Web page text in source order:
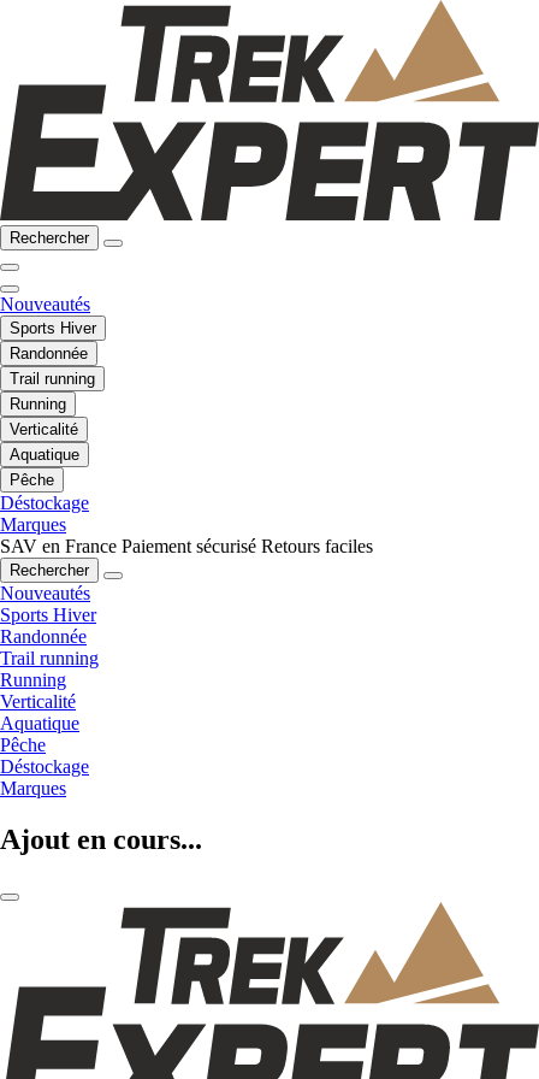
Rechercher
Nouveautés
Sports Hiver
Randonnée
Trail running
Running
Verticalité
Aquatique
Pêche
Déstockage
Marques
SAV en France Paiement sécurisé Retours faciles
Rechercher
Nouveautés
Sports Hiver
Randonnée
Trail running
Running
Verticalité
Aquatique
Pêche
Déstockage
Marques
Ajout en cours...